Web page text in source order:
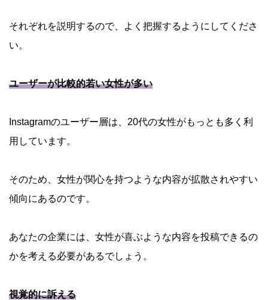
それぞれを説明するので、よく把握するようにしてくださ
い。
ユーザーが比較的若い女性が多い
Instagramのユーザー層は、20代の女性がもっとも多く利
用しています。
そのため、女性が関心を持つような内容が拡散されやすい
傾向にあるのです。
あなたの企業には、女性が喜ぶような内容を投稿できるの
かを考える必要があるでしょう。
視覚的に訴える